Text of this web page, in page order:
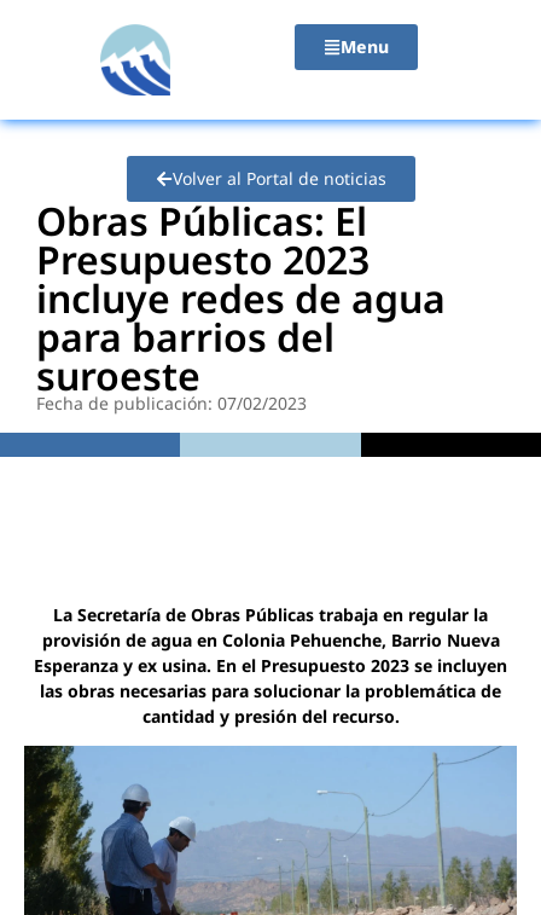
Menu
Volver al Portal de noticias
Obras Públicas: El
Presupuesto 2023
incluye redes de agua
para barrios del
suroeste
Fecha de publicación: 07/02/2023
La Secretaría de Obras Públicas trabaja en regular la
provisión de agua en Colonia Pehuenche, Barrio Nueva
Esperanza y ex usina. En el Presupuesto 2023 se incluyen
las obras necesarias para solucionar la problemática de
cantidad y presión del recurso.